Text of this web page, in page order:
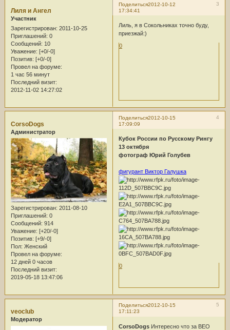
Поделиться 3
2012-10-12
17:34:41
Лиля и Ангел
Участник
Зарегистрирован: 2011-10-25
Приглашений: 0
Сообщений: 10
Уважение: [+0/-0]
Позитив: [+0/-0]
Провел на форуме:
1 час 56 минут
Последний визит:
2012-11-02 14:27:02
Лиль, я в Сокольниках точно буду,
приезжай:)
0
Поделиться 4
2012-10-15
17:09:09
CorsoDogs
Администратор
Зарегистрирован: 2011-08-10
Приглашений: 0
Сообщений: 914
Уважение: [+20/-0]
Позитив: [+9/-0]
Пол: Женский
Провел на форуме:
12 дней 0 часов
Последний визит:
2019-05-18 13:47:06
Кубок России по Русскому Рингу
13 октября
фотограф Юрий Голубев
фигурант Виктор Галушка
0
Поделиться 5
2012-10-15
17:11:23
veoclub
Модератор
CorsoDogsИнтересно что за ВЕО